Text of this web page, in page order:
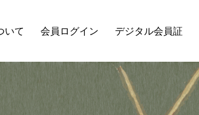
いて 会員ログイン デジタル会員証